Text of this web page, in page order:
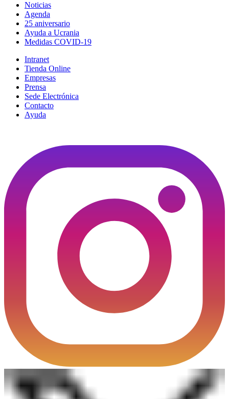
Noticias
Agenda
25 aniversario
Ayuda a Ucrania
Medidas COVID-19
Intranet
Tienda Online
Empresas
Prensa
Sede Electrónica
Contacto
Ayuda